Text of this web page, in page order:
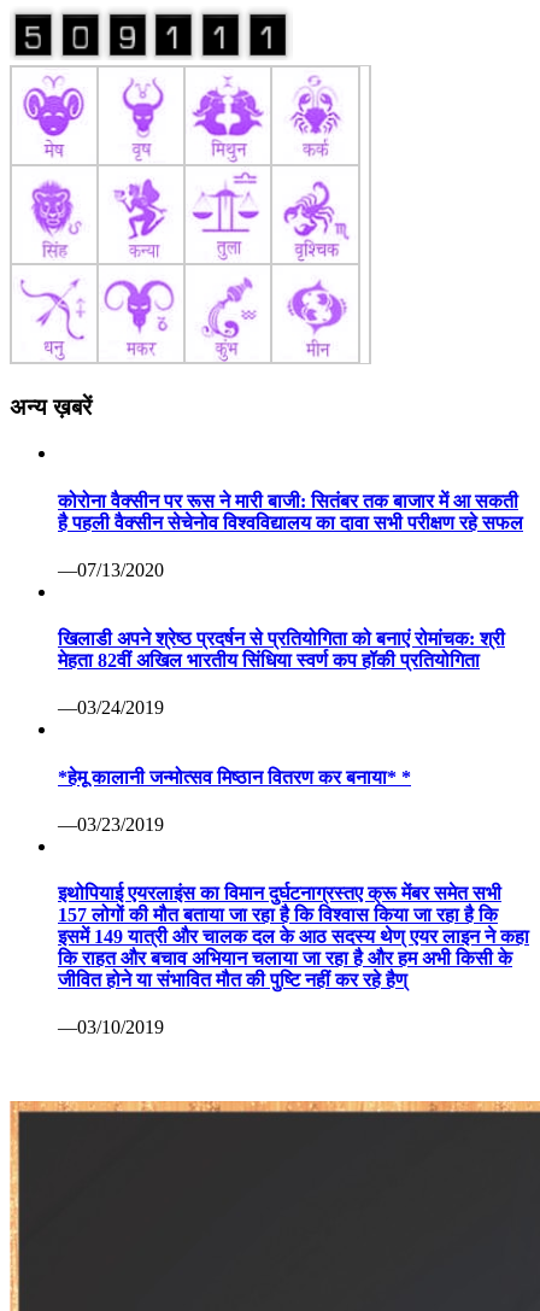
अन्य ख़बरें
कोरोना वैक्सीन पर रूस ने मारी बाजी: सितंबर तक बाजार में आ सकती
है पहली वैक्सीन सेचेनोव विश्वविद्यालय का दावा सभी परीक्षण रहे सफल
—07/13/2020
खिलाडी अपने श्रेष्ठ प्रदर्षन से प्रतियोगिता को बनाएं रोमांचक: श्री
मेहता 82वीं अखिल भारतीय सिंधिया स्वर्ण कप हॉकी प्रतियोगिता
—03/24/2019
*हेमू कालानी जन्मोत्सव मिष्ठान वितरण कर बनाया* *
—03/23/2019
इथोपियाई एयरलाइंस का विमान दुर्घटनाग्रस्तए क्रू मेंबर समेत सभी
157 लोगों की मौत बताया जा रहा है कि विश्वास किया जा रहा है कि
इसमें 149 यात्री और चालक दल के आठ सदस्य थेण् एयर लाइन ने कहा
कि राहत और बचाव अभियान चलाया जा रहा है और हम अभी किसी के
जीवित होने या संभावित मौत की पुष्टि नहीं कर रहे हैण्
—03/10/2019